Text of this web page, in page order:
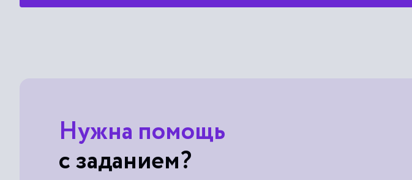
Нужна помощь
с заданием?